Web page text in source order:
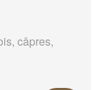
câpres,